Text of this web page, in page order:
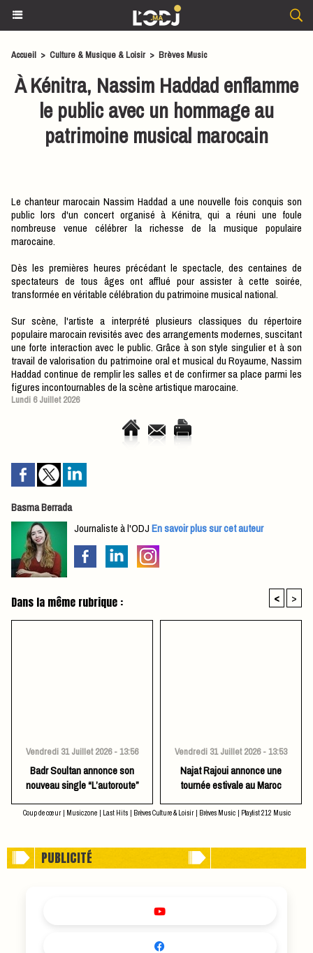
Accueil > Culture & Musique & Loisir > Brèves Music
À Kénitra, Nassim Haddad enflamme
le public avec un hommage au
patrimoine musical marocain
Le chanteur marocain Nassim Haddad a une nouvelle fois conquis son
public lors d'un concert organisé à Kénitra, qui a réuni une foule
nombreuse venue célébrer la richesse de la musique populaire
marocaine.
Dès les premières heures précédant le spectacle, des centaines de
spectateurs de tous âges ont afflué pour assister à cette soirée,
transformée en véritable célébration du patrimoine musical national.
Sur scène, l'artiste a interprété plusieurs classiques du répertoire
populaire marocain revisités avec des arrangements modernes, suscitant
une forte interaction avec le public. Grâce à son style singulier et à son
travail de valorisation du patrimoine oral et musical du Royaume, Nassim
Haddad continue de remplir les salles et de confirmer sa place parmi les
figures incontournables de la scène artistique marocaine.
Lundi 6 Juillet 2026
Basma Berrada
Journaliste à l'ODJEn savoir plus sur cet auteur
Dans la même rubrique : < >
Vendredi 31 Juillet 2026 - 13:56
Badr Soultan annonce son
nouveau single “L’autoroute”
Vendredi 31 Juillet 2026 - 13:53
Najat Rajoui annonce une
tournée estivale au Maroc
Coup de cœur | Musiczone | Last Hits | Brèves Culture & Loisir | Brèves Music | Playlist 212 Music
PUBLICITÉ